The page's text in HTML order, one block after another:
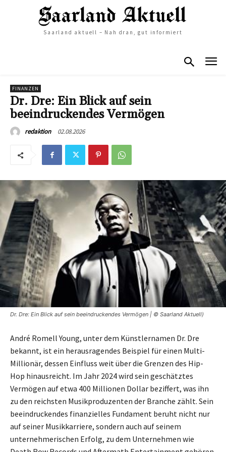
Saarland aktuell – Nah dran, gut informiert
FINANZEN
Dr. Dre: Ein Blick auf sein
beeindruckendes Vermögen
redaktion 02.08.2026
Dr. Dre: Ein Blick auf sein beeindruckendes Vermögen | © Saarland Aktuell)
André Romell Young, unter dem Künstlernamen Dr. Dre
bekannt, ist ein herausragendes Beispiel für einen Multi-
Millionär, dessen Einfluss weit über die Grenzen des Hip-
Hop hinausreicht. Im Jahr 2024 wird sein geschätztes
Vermögen auf etwa 400 Millionen Dollar beziffert, was ihn
zu den reichsten Musikproduzenten der Branche zählt. Sein
beeindruckendes finanzielles Fundament beruht nicht nur
auf seiner Musikkarriere, sondern auch auf seinem
unternehmerischen Erfolg, zu dem Unternehmen wie